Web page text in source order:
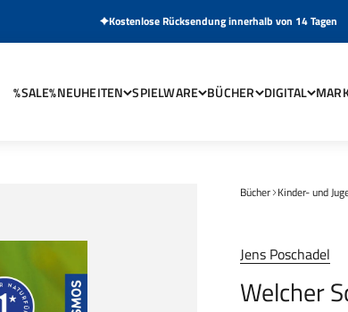
Kostenlose Rücksendung innerhalb von 14 Tagen
%SALE%NEUHEITEN SPIELWARE BÜCHER DIGITAL
Bücher Kinder- und
Jens Poschadel
Welcher